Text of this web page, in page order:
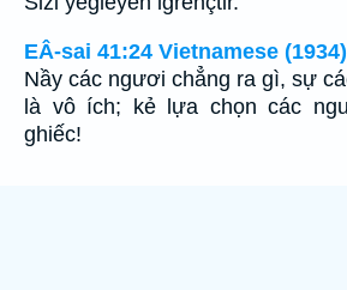
EÂ-sai 41:24 Vietnamese (1934)
Nầy các ngươi chẳng ra gì, sự
là vô ích; kẻ lựa chọn các
ghiếc!